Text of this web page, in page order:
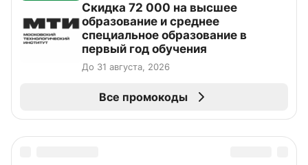
Скидка 72 000 на высшее
образование и среднее
специальное образование в
первый год обучения
До 31 августа, 2026
Все промокоды